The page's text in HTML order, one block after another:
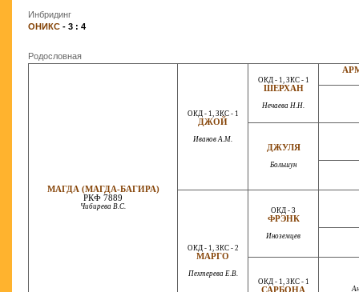
Инбридинг
ОНИКС - 3 : 4
Родословная
МАГДА (МАГДА-БАГИРА)
РКФ 7889
Чибирева В.С.
ОКД - 1, ЗКС - 1
ДЖОЙ
Иванов А.М.
ОКД - 1, ЗКС - 1
ШЕРХАН
Нечаева Н.Н.
ДЖУЛЯ
Большун
ОКД - 1, ЗКС - 2
МАРГО
Пехтерева Е.В.
ОКД - 3
ФРЭНК
Иноземцев
ОКД - 1, ЗКС - 1
САРБОНА